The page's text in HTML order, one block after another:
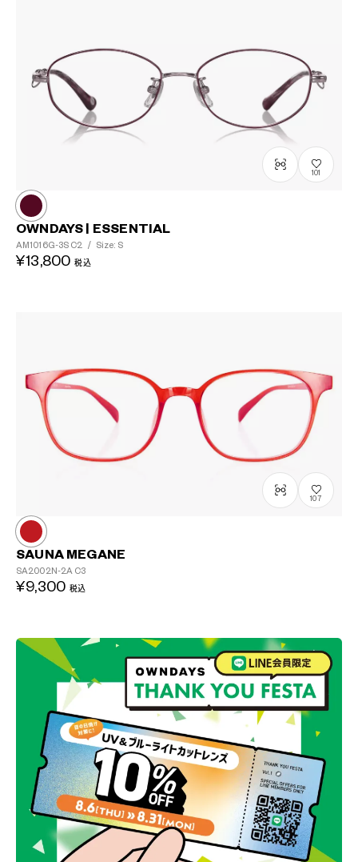
101
OWNDAYS | ESSENTIAL
AM1016G-3S C2 / Size: S
¥13,800 税込
107
SAUNA MEGANE
SA2002N-2A C3
¥9,300 税込